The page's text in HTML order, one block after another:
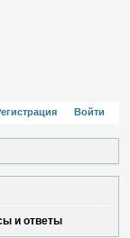
Войти
и ответы